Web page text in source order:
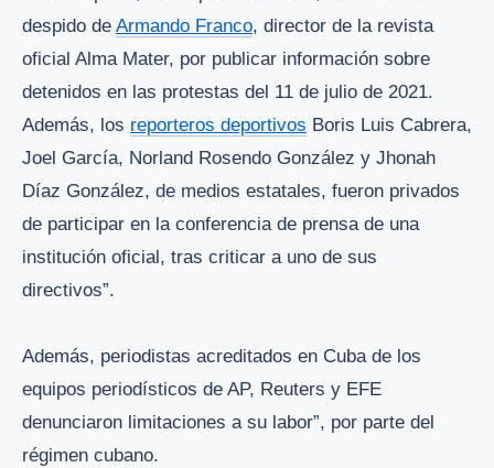
despido de Armando Franco, director de la revista
oficial Alma Mater, por publicar información sobre
detenidos en las protestas del 11 de julio de 2021.
Además, los reporteros deportivos Boris Luis Cabrera,
Joel García, Norland Rosendo González y Jhonah
Díaz González, de medios estatales, fueron privados
de participar en la conferencia de prensa de una
institución oficial, tras criticar a uno de sus
directivos”.
Además, periodistas acreditados en Cuba de los
equipos periodísticos de AP, Reuters y EFE
denunciaron limitaciones a su labor”, por parte del
régimen cubano.